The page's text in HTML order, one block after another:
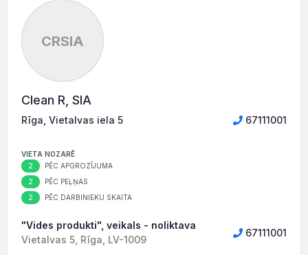
CRSIA
Clean R, SIA
Rīga, Vietalvas iela 5 67111001
VIETA NOZARĒ
2 PĒC APGROZĪJUMA
2 PĒC PEĻŅAS
2 PĒC DARBINIEKU SKAITA
"Vides produkti", veikals - noliktava
Vietalvas 5, Rīga, LV-1009
67111001